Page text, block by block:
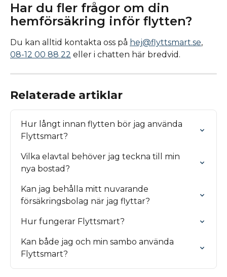
Har du fler frågor om din
hemförsäkring inför flytten?
Du kan alltid kontakta oss på hej@flyttsmart.se,
08-12 00 88 22 eller i chatten här bredvid.
Relaterade artiklar
Hur långt innan flytten bör jag använda
Flyttsmart?
Vilka elavtal behöver jag teckna till min
nya bostad?
Kan jag behålla mitt nuvarande
försäkringsbolag när jag flyttar?
Hur fungerar Flyttsmart?
Kan både jag och min sambo använda
Flyttsmart?